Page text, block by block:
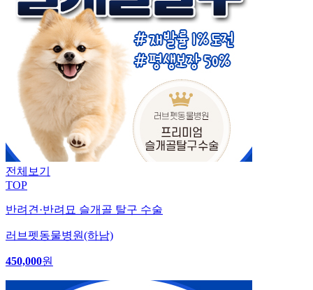
전체보기
TOP
반려견·반려묘 슬개골 탈구 수술
러브펫동물병원(하남)
450,000원